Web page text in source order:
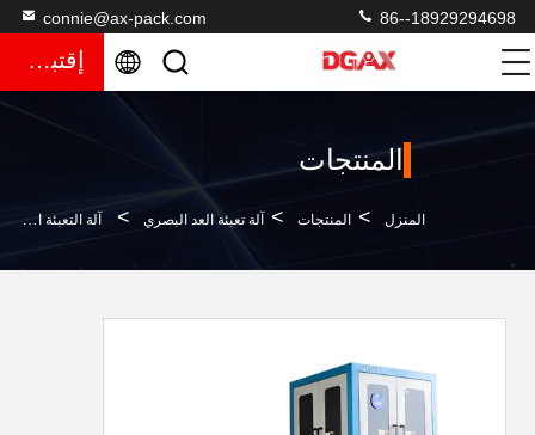
connie@ax-pack.com 86--18929294698
إقتباس
المنتجات
المنزل > المنتجات > آلة تعبئة العد البصري > آلة التعبئة الذكية التلقائية بعد الكشف عن آلة التفتيش